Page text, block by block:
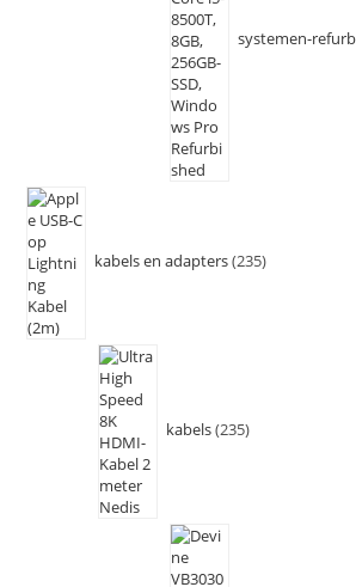
systemen-
kabels en adapters 235
kabels 235